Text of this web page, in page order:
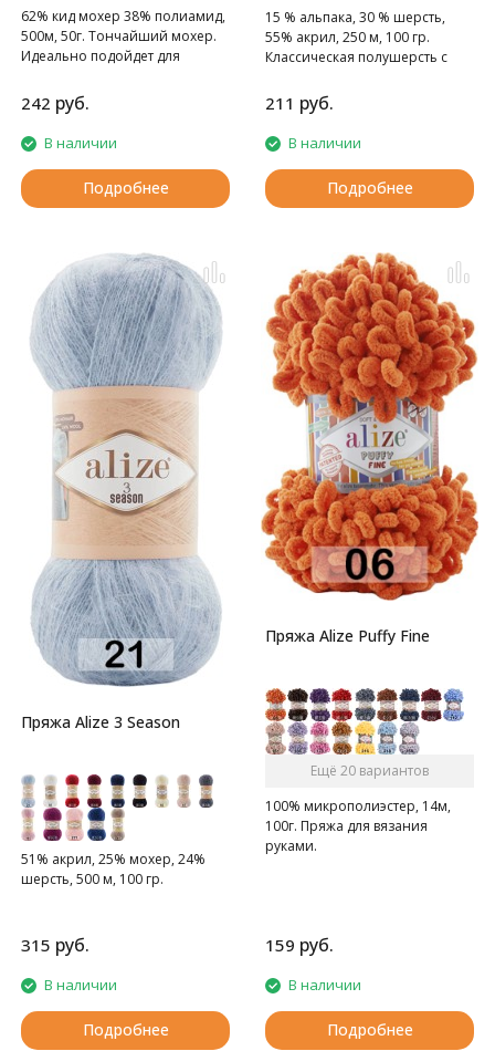
62% кид мохер 38% полиамид,
500м, 50г. Тончайший мохер.
Идеально подойдет для
242 руб.
В наличии
Подробнее
15 % альпака, 30 % шерсть,
55% акрил, 250 м, 100 гр.
Классическая полушерсть с
211 руб.
В наличии
Подробнее
Пряжа Alize 3 Season
51% акрил, 25% мохер, 24%
шерсть, 500 м, 100 гр.
315 руб.
В наличии
Подробнее
Пряжа Alize Puffy Fine
Ещё 20 вариантов
100% микрополиэстер, 14м,
100г. Пряжа для вязания
руками.
159 руб.
В наличии
Подробнее